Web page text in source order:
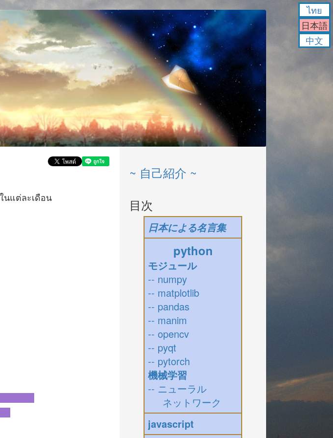
ในแต่ละเดือน
~ 自己紹介 ~
目次
日本による名言集
python
モジュール
-- numpy
-- matplotlib
-- pandas
-- manim
-- opencv
-- pyqt
-- pytorch
機械学習
-- ニューラル
ネットワーク
javascript
ไทย
日本語
中文